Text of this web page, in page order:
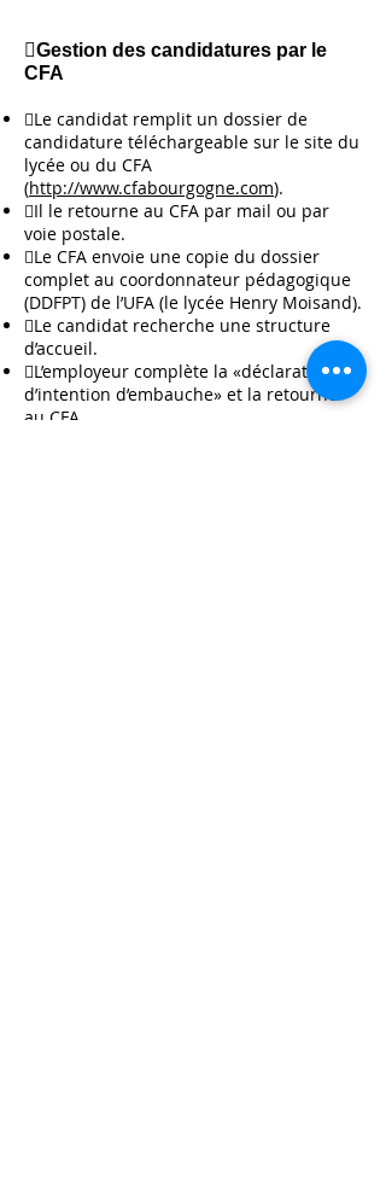
Gestion des candidatures par le
CFA
Le candidat remplit un dossier de
candidature téléchargeable sur le site du
lycée ou du CFA
(http://www.cfabourgogne.com).
Il le retourne au CFA par mail ou par
voie postale.
Le CFA envoie une copie du dossier
complet au coordonnateur pédagogique
(DDFPT) de l’UFA (le lycée Henry Moisand).
Le candidat recherche une structure
d’accueil.
L’employeur complète la «déclaration
d’intention d’embauche» et la retourne
au CFA.